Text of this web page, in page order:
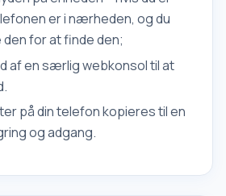
er i nærheden, og du
den for at finde den;
af en særlig webkonsol til at
på din telefon kopieres til en
og adgang.